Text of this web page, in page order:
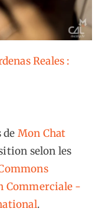
Reales :
de Mon Chat
selon les
-
.